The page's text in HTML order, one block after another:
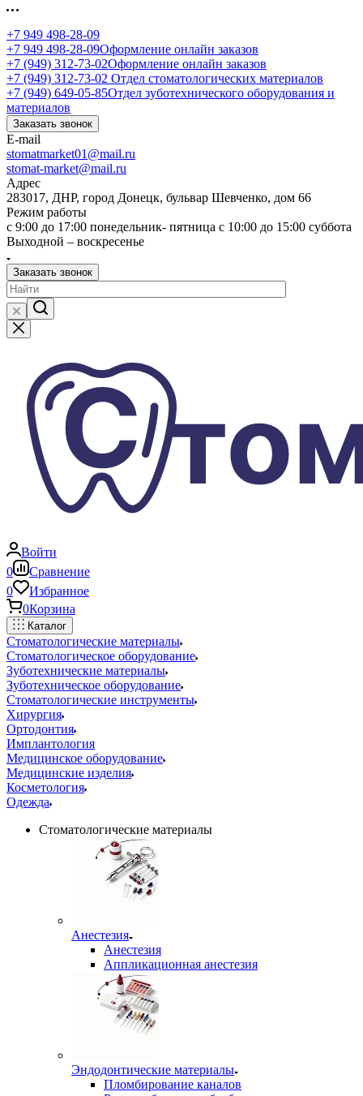
+7 949 498-28-09
+7 949 498-28-09Оформление онлайн заказов
+7 (949) 312-73-02Оформление онлайн заказов
+7 (949) 312-73-02 Отдел стоматологических материалов
+7 (949) 649-05-85Отдел зуботехнического оборудования и
материалов
Заказать звонок
E-mail
stomatmarket01@mail.ru
stomat-market@mail.ru
Адрес
283017, ДНР, город Донецк, бульвар Шевченко, дом 66
Режим работы
с 9:00 до 17:00 понедельник- пятница с 10:00 до 15:00 суббота
Выходной – воскресенье
Заказать звонок
Войти
0
Сравнение
0
Избранное
0Корзина
Каталог
Стоматологические материалы
Стоматологическое оборудование
Зуботехнические материалы
Зуботехническое оборудование
Стоматологические инструменты
Хирургия
Ортодонтия
Имплантология
Медицинское оборудование
Медицинские изделия
Косметология
Одежда
Стоматологические материалы
Анестезия
Анестезия
Аппликационная анестезия
Эндодонтические материалы
Пломбирование каналов